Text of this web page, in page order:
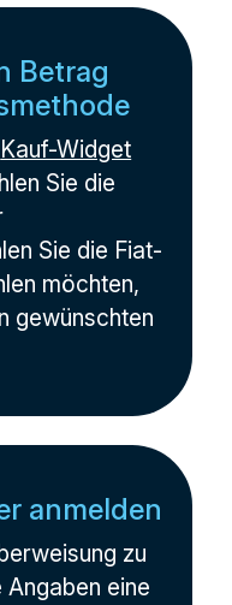
Betrag
Kauf-Widget
Sie die
Sie die Fiat-
möchten,
gewünschten
anmelden
zu
eine